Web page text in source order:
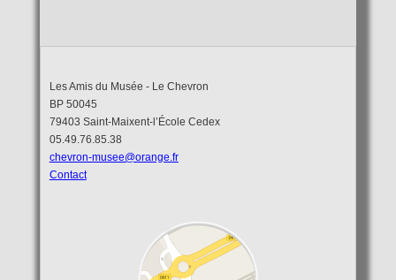
Les Amis du Musée - Le Chevron
BP 50045
79403 Saint-Maixent-l’École Cedex
05.49.76.85.38
chevron-musee@orange.fr
Contact